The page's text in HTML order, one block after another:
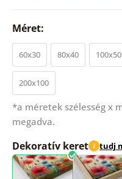
Méret:
60x30 80x40 100x50
200x100
*a méretek szélesség x
megadva.
Dekoratív keret i tudj